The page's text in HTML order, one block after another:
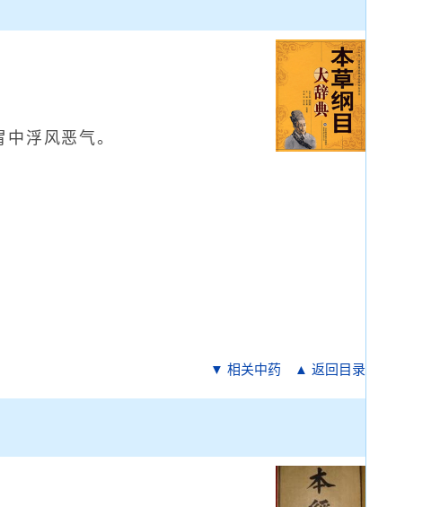
浮风恶气。
▼ 相关中药 ▲ 返回目录